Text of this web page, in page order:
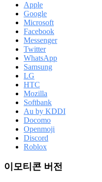
Apple
Google
Microsoft
Facebook
Messenger
Twitter
WhatsApp
Samsung
LG
HTC
Mozilla
Softbank
Au by KDDI
Docomo
Openmoji
Discord
Roblox
이모티콘 버전